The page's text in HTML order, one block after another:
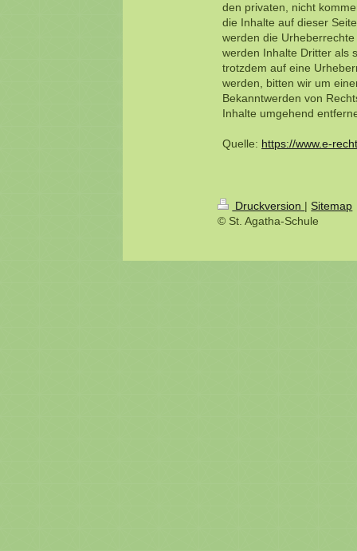
den privaten, nicht
die Inhalte auf dieser
werden die
werden Inhalte Dritter als
trotzdem auf eine
werden, bitten wir um
Bekanntwerden von
Inhalte umgehend
Quelle: https://www.e-
Druckversion | Sitemap
© St. Agatha-Schule